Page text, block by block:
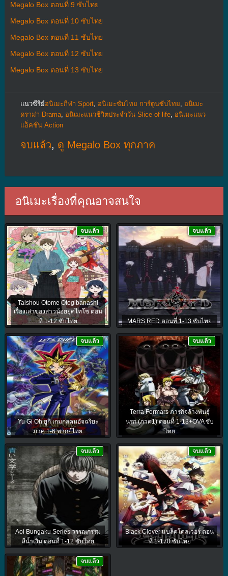
Megalo Box ตอนที่ 9 ซับไทย
Megalo Box ตอนที่ 10 ซับไทย
Megalo Box ตอนที่ 11 ซับไทย
Megalo Box ตอนที่ 12 ซับไทย
Megalo Box ตอนที่ 13 ซับไทย
แนวซีรีย์อนิเมะกีฬา Sport, อนิเมะซับไทย การ์ตูนซับไทย, อนิเมะ
ดราม่า Drama, อนิเมะแนวชีวิตประจําวัน Slice of life, อนิเมะแนว
แอ็คชั่น Action
จบแล้ว, ดู Megalo Box ทุกภาค
อนิเมะเรื่องที่คุณอาจสนใจ
Taishou Otome Otogibanashi
เรื่องเล่าของสาวน้อยยุคไทโช ตอน
ที่ 1-12 ซับไทย
จบแล้ว
MARS RED ตอนที่ 1-13 ซับไทย
จบแล้ว
Yu Gi Oh ยูกิ เกมกลคนอัจฉริยะ
ภาค 1-6 พากย์ไทย
จบแล้ว
Terra Formars ภารกิจล้างพันธุ์
นรก (ภาค1) ตอนที่ 1-13+OVA ซับ
ไทย
จบแล้ว
Aoi Bungaku Series วรรณกรรม
สีน้ำเงิน ตอนที่ 1-12 ซับไทย
จบแล้ว
Black Clover แบล็คโคลเวอร์ ตอน
ที่ 1-170 ซับไทย
จบแล้ว
จบแล้ว